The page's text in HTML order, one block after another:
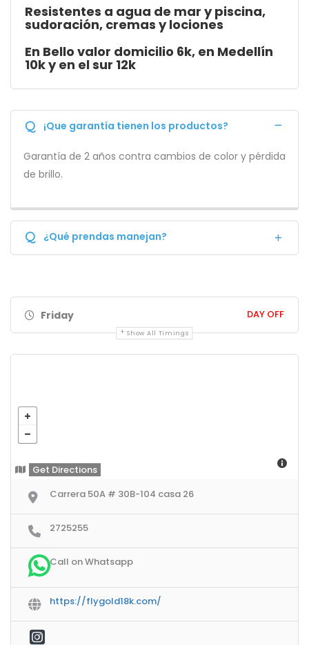
Resistentes a agua de mar y piscina,
sudoración, cremas y lociones
En Bello valor domicilio 6k, en Medellín
10k y en el sur 12k
Q ¡Que garantía tienen los productos?
Garantía de 2 años contra cambios de color y pérdida
de brillo.
Q ¿Qué prendas manejan?
Friday DAY OFF
Show All Timings
Get Directions
Carrera 50A # 30B-104 casa 26
2725255
Call on Whatsapp
https://flygold18k.com/